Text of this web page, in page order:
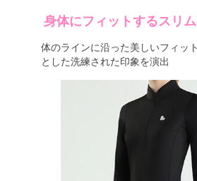
身体にフィットするスリ
体のラインに沿った美しいフィッ
とした洗練された印象を演出